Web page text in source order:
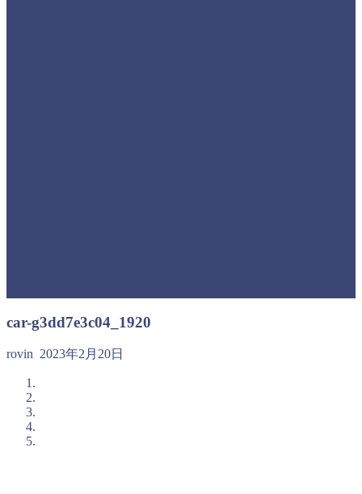
car-g3dd7e3c04_1920
rovin 2023年2月20日